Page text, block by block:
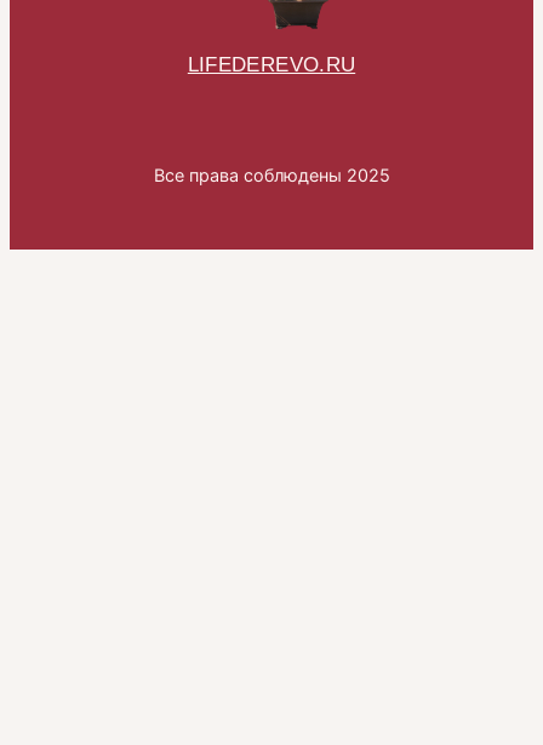
LIFEDEREVO.RU
Все права соблюдены 2025